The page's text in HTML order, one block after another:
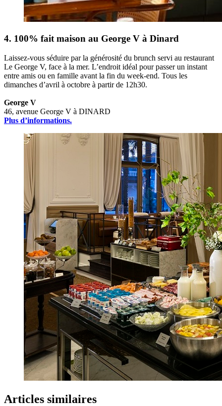
4. 100% fait maison au George V à Dinard
Laissez-vous séduire par la générosité du brunch servi au restaurant
Le George V, face à la mer. L’endroit idéal pour passer un instant
entre amis ou en famille avant la fin du week-end. Tous les
dimanches d’avril à octobre à partir de 12h30.
George V
46, avenue George V à DINARD
Plus d’informations.
Articles similaires